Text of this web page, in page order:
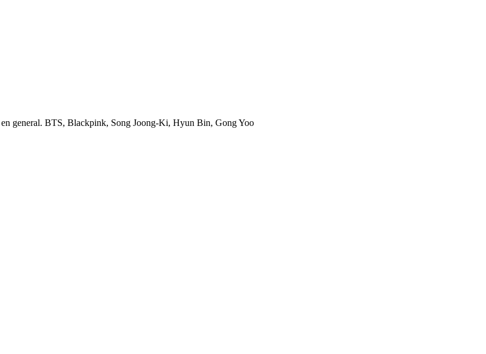
general. BTS, Blackpink, Song Joong-Ki, Hyun Bin, Gong Yoo